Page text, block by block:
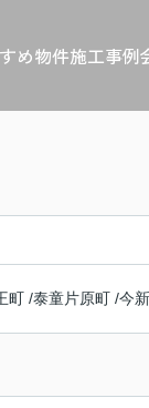
め物件施工事例
町 /泰童片原町 /今